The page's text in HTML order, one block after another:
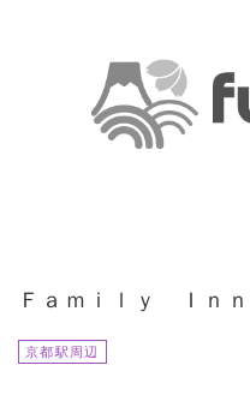
Ｆａｍｉｌｙ Ｉｎ
京都駅周辺